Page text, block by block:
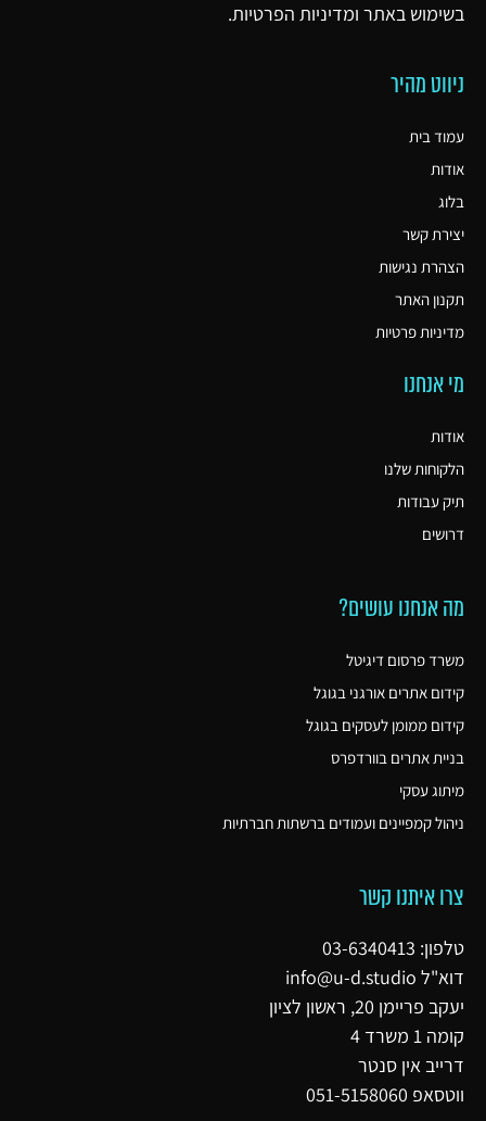
בשימוש באתר ומדיניות הפרטיות.
ניווט מהיר
עמוד בית
אודות
בלוג
יצירת קשר
הצהרת נגישות
תקנון האתר
מדיניות פרטיות
מי אנחנו
אודות
הלקוחות שלנו
תיק עבודות
דרושים
מה אנחנו עושים?
משרד פרסום דיגיטל
קידום אתרים אורגני בגוגל
קידום ממומן לעסקים בגוגל
בניית אתרים בוורדפרס
מיתוג עסקי
ניהול קמפיינים ועמודים ברשתות חברתיות
צרו איתנו קשר
טלפון: 03-6340413
דוא"ל info@u-d.studio
יעקב פריימן 20, ראשון לציון
קומה 1 משרד 4
דרייב אין סנטר
ווטסאפ 051-5158060